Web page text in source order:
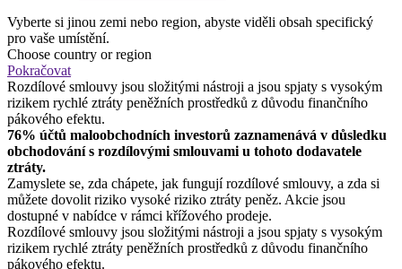
Vyberte si jinou zemi nebo region, abyste viděli obsah specifický
pro vaše umístění.
Choose country or region
Pokračovat
Rozdílové smlouvy jsou složitými nástroji a jsou spjaty s vysokým
rizikem rychlé ztráty peněžních prostředků z důvodu finančního
pákového efektu.
76% účtů maloobchodních investorů zaznamenává v důsledku
obchodování s rozdílovými smlouvami u tohoto dodavatele
ztráty.
Zamyslete se, zda chápete, jak fungují rozdílové smlouvy, a zda si
můžete dovolit riziko vysoké riziko ztráty peněz. Akcie jsou
dostupné v nabídce v rámci křížového prodeje.
Rozdílové smlouvy jsou složitými nástroji a jsou spjaty s vysokým
rizikem rychlé ztráty peněžních prostředků z důvodu finančního
pákového efektu.